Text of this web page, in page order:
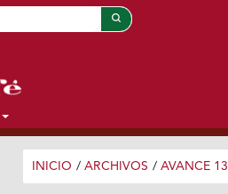
INICIO / ARCHIVOS / AVANCE